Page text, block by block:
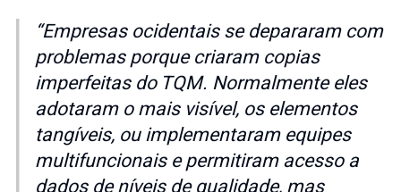
“Empresas ocidentais se depararam com
problemas porque criaram copias
imperfeitas do TQM. Normalmente eles
adotaram o mais visível, os elementos
tangíveis, ou implementaram equipes
multifuncionais e permitiram acesso a